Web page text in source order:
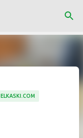
ELKASKI.COM